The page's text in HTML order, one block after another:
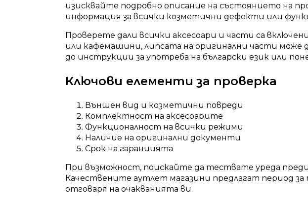
изисквайте подробно описание на състоянието на
информация за всички козметични дефекти или
Проверете дали всички аксесоари и части са
или кафемашини, липсата на оригинални части може
до инструкции за употреба на български език или
Ключови елементи за проверка
Външен вид и козметични повреди
Комплектност на аксесоарите
Функционалност на всички режими
Наличие на оригинални документи
Срок на гаранцията
При възможност, поискайте да тествате уреда
Качествените аутлет магазини предлагат период
отговаря на очакванията ви.